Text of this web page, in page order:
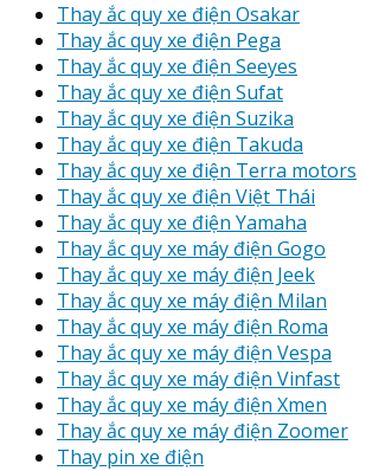
Thay ắc quy xe điện Osakar
Thay ắc quy xe điện Pega
Thay ắc quy xe điện Seeyes
Thay ắc quy xe điện Sufat
Thay ắc quy xe điện Suzika
Thay ắc quy xe điện Takuda
Thay ắc quy xe điện Terra motors
Thay ắc quy xe điện Việt Thái
Thay ắc quy xe điện Yamaha
Thay ắc quy xe máy điện Gogo
Thay ắc quy xe máy điện Jeek
Thay ắc quy xe máy điện Milan
Thay ắc quy xe máy điện Roma
Thay ắc quy xe máy điện Vespa
Thay ắc quy xe máy điện Vinfast
Thay ắc quy xe máy điện Xmen
Thay ắc quy xe máy điện Zoomer
Thay pin xe điện